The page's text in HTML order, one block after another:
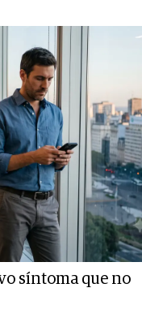
síntoma que no